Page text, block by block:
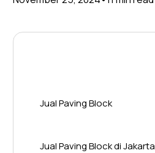
Jual Paving Block
Jual Paving Block di Jakarta